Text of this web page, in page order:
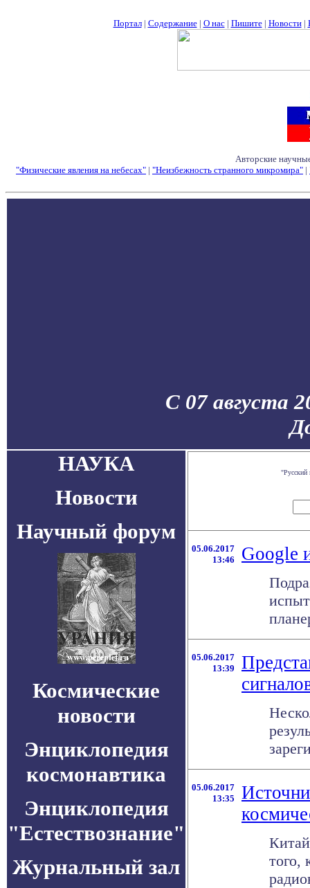
Портал| Содержание| О нас| Пишите| Новости|
Авторские
"Физические явления на небесах" | "Неизбежность странного микромира" |
С 07 августа
НАУКА
Новости
Научный форум
Космические
новости
Энциклопедия
космонавтика
Энциклопедия
"Естествознание"
Журнальный зал
"Русский
05.06.2017
13:46
Google
05.06.2017
13:39
05.06.2017
13:35
того,